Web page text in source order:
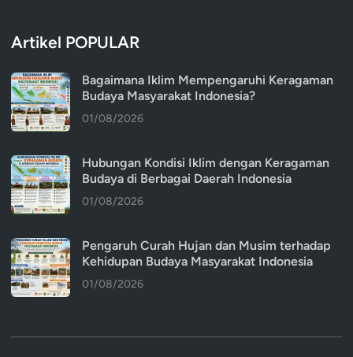
Artikel POPULAR
Bagaimana Iklim Mempengaruhi Keragaman
Budaya Masyarakat Indonesia?
01/08/2026
Hubungan Kondisi Iklim dengan Keragaman
Budaya di Berbagai Daerah Indonesia
01/08/2026
Pengaruh Curah Hujan dan Musim terhadap
Kehidupan Budaya Masyarakat Indonesia
01/08/2026